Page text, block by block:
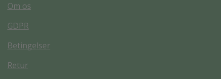
Om os
GDPR
Betingelser
Retur